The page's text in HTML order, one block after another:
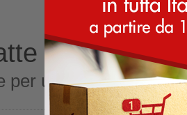
per uomini
per uomini colore blu